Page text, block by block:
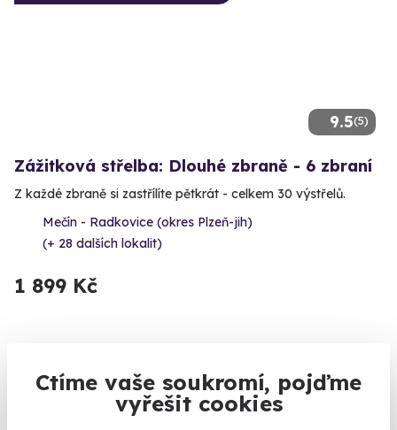
Ctíme vaše soukromí, pojďme
vyřešit cookies
9.5(5)
Zážitková střelba: Dlouhé zbraně - 6 zbraní
Z každé zbraně si zastřílíte pětkrát - celkem 30 výstřelů.
Mečín - Radkovice (okres Plzeň-jih)
(+ 28 dalších lokalit)
1 899 Kč
Volný termín už 12. 08. 2026